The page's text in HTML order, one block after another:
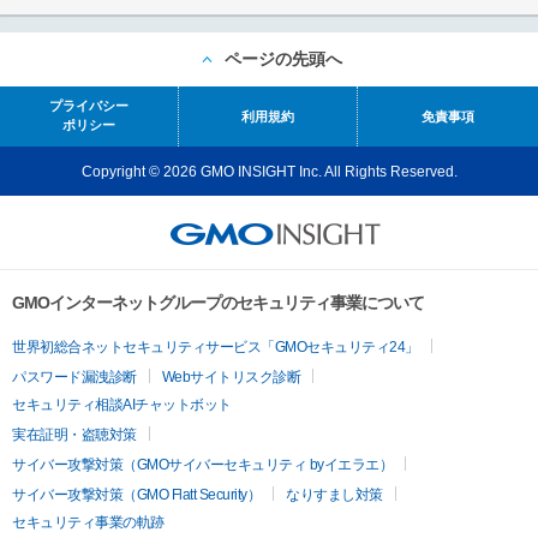
ページの先頭へ
プライバシー
ポリシー
利用規約 免責事項
Copyright © 2026 GMO INSIGHT Inc. All Rights Reserved.
GMOインターネットグループのセキュリティ事業について
世界初総合ネットセキュリティサービス「GMOセキュリティ24」
パスワード漏洩診断
Webサイトリスク診断
セキュリティ相談AIチャットボット
実在証明・盗聴対策
サイバー攻撃対策（GMOサイバーセキュリティ byイエラエ）
サイバー攻撃対策（GMO Flatt Security）
なりすまし対策
セキュリティ事業の軌跡